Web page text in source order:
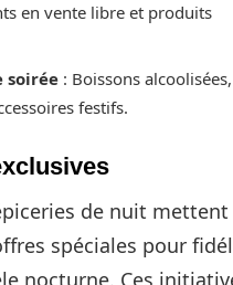
en vente libre et produits
soirée : Boissons alcoolisées,
festifs.
de nuit mettent
spéciales pour
nocturne. Ces